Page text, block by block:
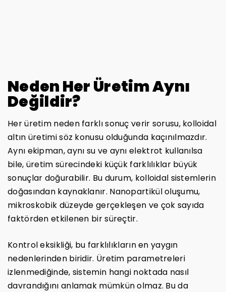
Neden Her Üretim Aynı
Değildir?
Her üretim neden farklı sonuç verir sorusu, kolloidal
altın üretimi söz konusu olduğunda kaçınılmazdır.
Aynı ekipman, aynı su ve aynı elektrot kullanılsa
bile, üretim sürecindeki küçük farklılıklar büyük
sonuçlar doğurabilir. Bu durum, kolloidal sistemlerin
doğasından kaynaklanır. Nanopartikül oluşumu,
mikroskobik düzeyde gerçekleşen ve çok sayıda
faktörden etkilenen bir süreçtir.
Kontrol eksikliği, bu farklılıkların en yaygın
nedenlerinden biridir. Üretim parametreleri
izlenmediğinde, sistemin hangi noktada nasıl
davrandığını anlamak mümkün olmaz. Bu da